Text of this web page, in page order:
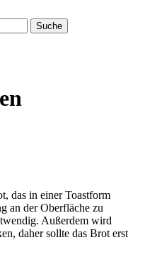
das in einer Toastform
an der Oberfläche zu
Außerdem wird
daher sollte das Brot erst